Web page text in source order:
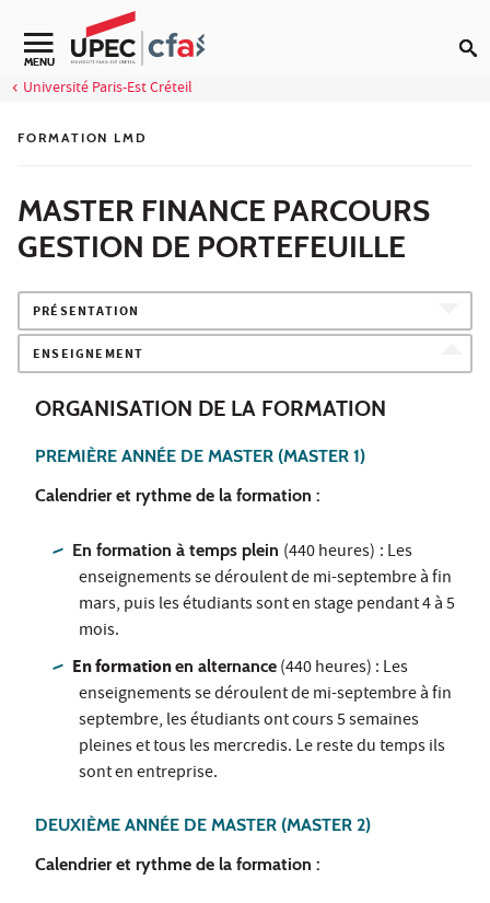
Aller au contenu
MENU
Université Paris-Est Créteil
FORMATION LMD
MASTER FINANCE PARCOURS
GESTION DE PORTEFEUILLE
PRÉSENTATION
ENSEIGNEMENT
ORGANISATION DE LA FORMATION
PREMIÈRE ANNÉE DE MASTER (MASTER 1)
Calendrier et rythme de la formation :
En formation à temps plein (440 heures) : Les
enseignements se déroulent de mi-septembre à fin
mars, puis les étudiants sont en stage pendant 4 à 5
mois.
En formationen alternance (440 heures) : Les
enseignements se déroulent de mi-septembre à fin
septembre, les étudiants ont cours 5 semaines
pleines et tous les mercredis. Le reste du temps ils
sont en entreprise.
DEUXIÈME ANNÉE DE MASTER (MASTER 2)
Calendrier et rythme de la formation :